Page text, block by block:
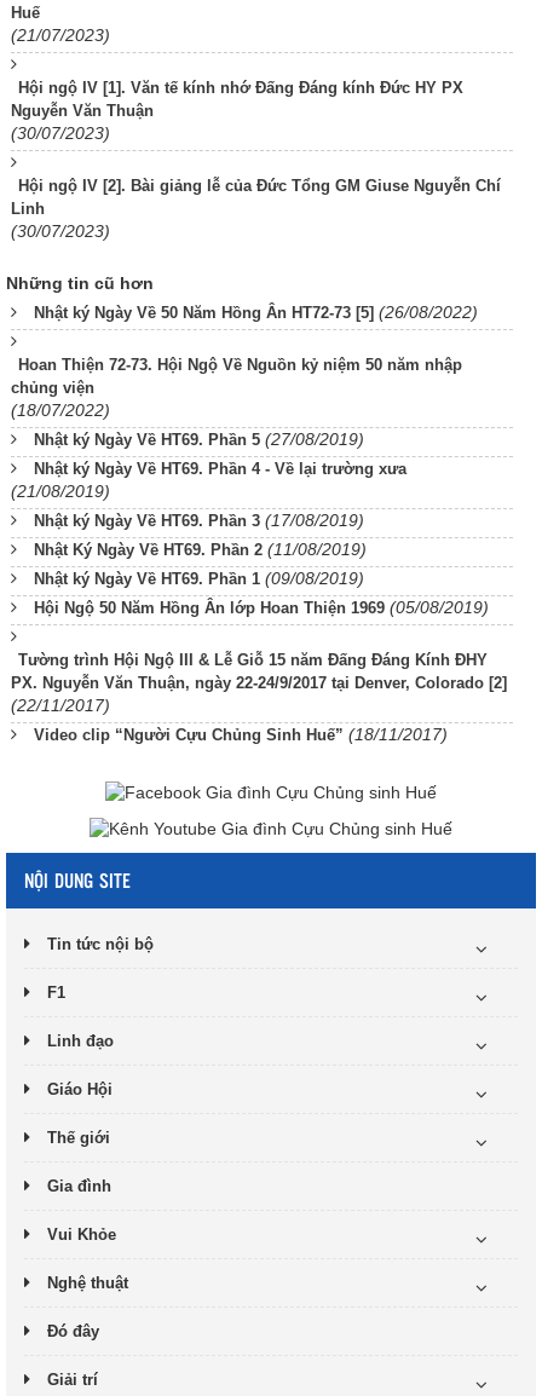
Huế
(21/07/2023)
Hội ngộ IV [1]. Văn tế kính nhớ Đấng Đáng kính Đức HY PX
Nguyễn Văn Thuận
(30/07/2023)
Hội ngộ IV [2]. Bài giảng lễ của Đức Tổng GM Giuse Nguyễn Chí
Linh
(30/07/2023)
Những tin cũ hơn
Nhật ký Ngày Về 50 Năm Hồng Ân HT72-73 [5] (26/08/2022)
Hoan Thiện 72-73. Hội Ngộ Về Nguồn kỷ niệm 50 năm nhập
chủng viện
(18/07/2022)
Nhật ký Ngày Về HT69. Phần 5 (27/08/2019)
Nhật ký Ngày Về HT69. Phần 4 - Về lại trường xưa
(21/08/2019)
Nhật ký Ngày Về HT69. Phần 3 (17/08/2019)
Nhật Ký Ngày Về HT69. Phần 2 (11/08/2019)
Nhật ký Ngày Về HT69. Phần 1 (09/08/2019)
Hội Ngộ 50 Năm Hồng Ân lớp Hoan Thiện 1969 (05/08/2019)
Tường trình Hội Ngộ III & Lễ Giỗ 15 năm Đấng Đáng Kính ĐHY
PX. Nguyễn Văn Thuận, ngày 22-24/9/2017 tại Denver, Colorado [2]
(22/11/2017)
Video clip “Người Cựu Chủng Sinh Huế” (18/11/2017)
NỘI DUNG SITE
Tin tức nội bộ
F1
Linh đạo
Giáo Hội
Thế giới
Gia đình
Vui Khỏe
Nghệ thuật
Đó đây
Giải trí